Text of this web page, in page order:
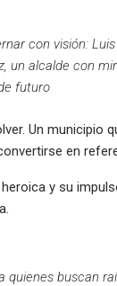
con visión:
un alcalde con
futuro
Un municipio
en
y su
quienes buscan